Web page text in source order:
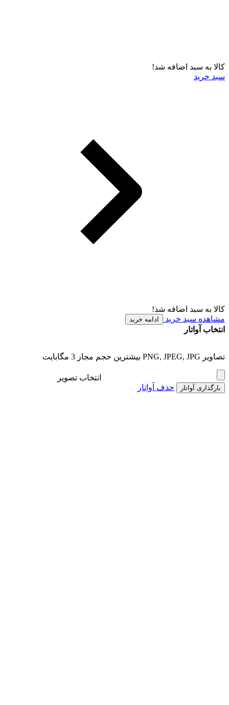
کالا به سبد اضافه شد!
سبد خرید
کالا به سبد اضافه شد!
مشاهده سبد خرید
ادامه خرید
انتخاب آواتار
تصاویر PNG, JPEG, JPG بیشترین حجم مجاز 3 مگابایت
انتخاب تصویر
بارگذاری آواتار حذف آواتار